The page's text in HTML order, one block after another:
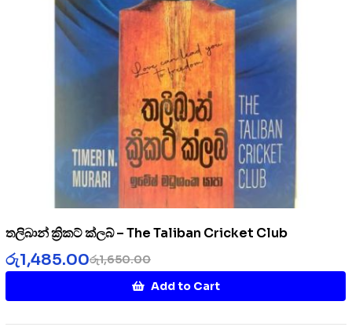
තලිබාන් ක්‍රිකට් ක්ලබ් – The Taliban Cricket Club
රු1,650.00
රු1,485.00
Add to Cart